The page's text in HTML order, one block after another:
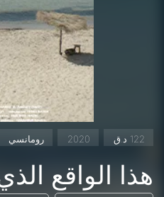
122 د.ق 2020 رومانسي
هذا الواقع